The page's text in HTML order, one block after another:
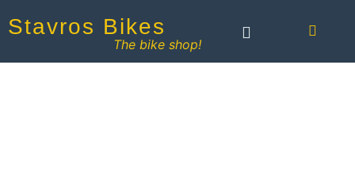
Stavros Bikes
The bike shop!